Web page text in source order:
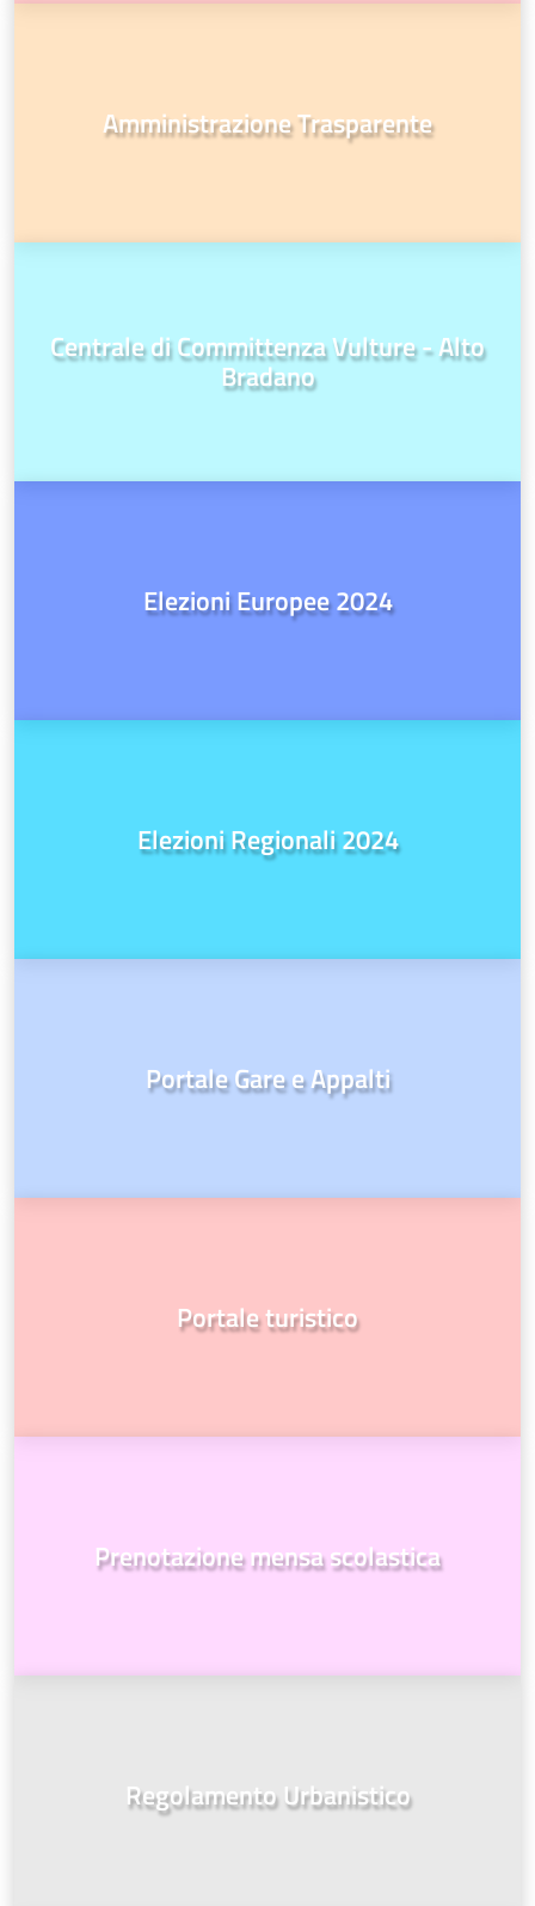
Amministrazione Trasparente
Centrale di Committenza Vulture - Alto
Bradano
Elezioni Europee 2024
Elezioni Regionali 2024
Portale Gare e Appalti
Portale turistico
Prenotazione mensa scolastica
Regolamento Urbanistico